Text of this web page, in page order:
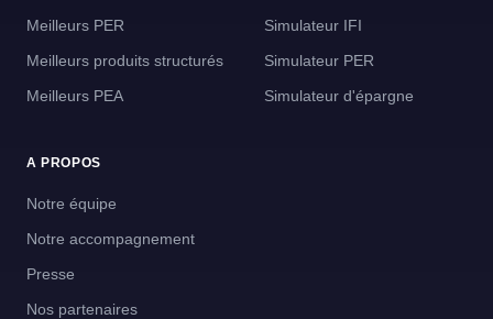
Meilleurs PER
Meilleurs produits structurés
Meilleurs PEA
Simulateur IFI
Simulateur PER
Simulateur d'épargne
A PROPOS
Notre équipe
Notre accompagnement
Presse
Nos partenaires